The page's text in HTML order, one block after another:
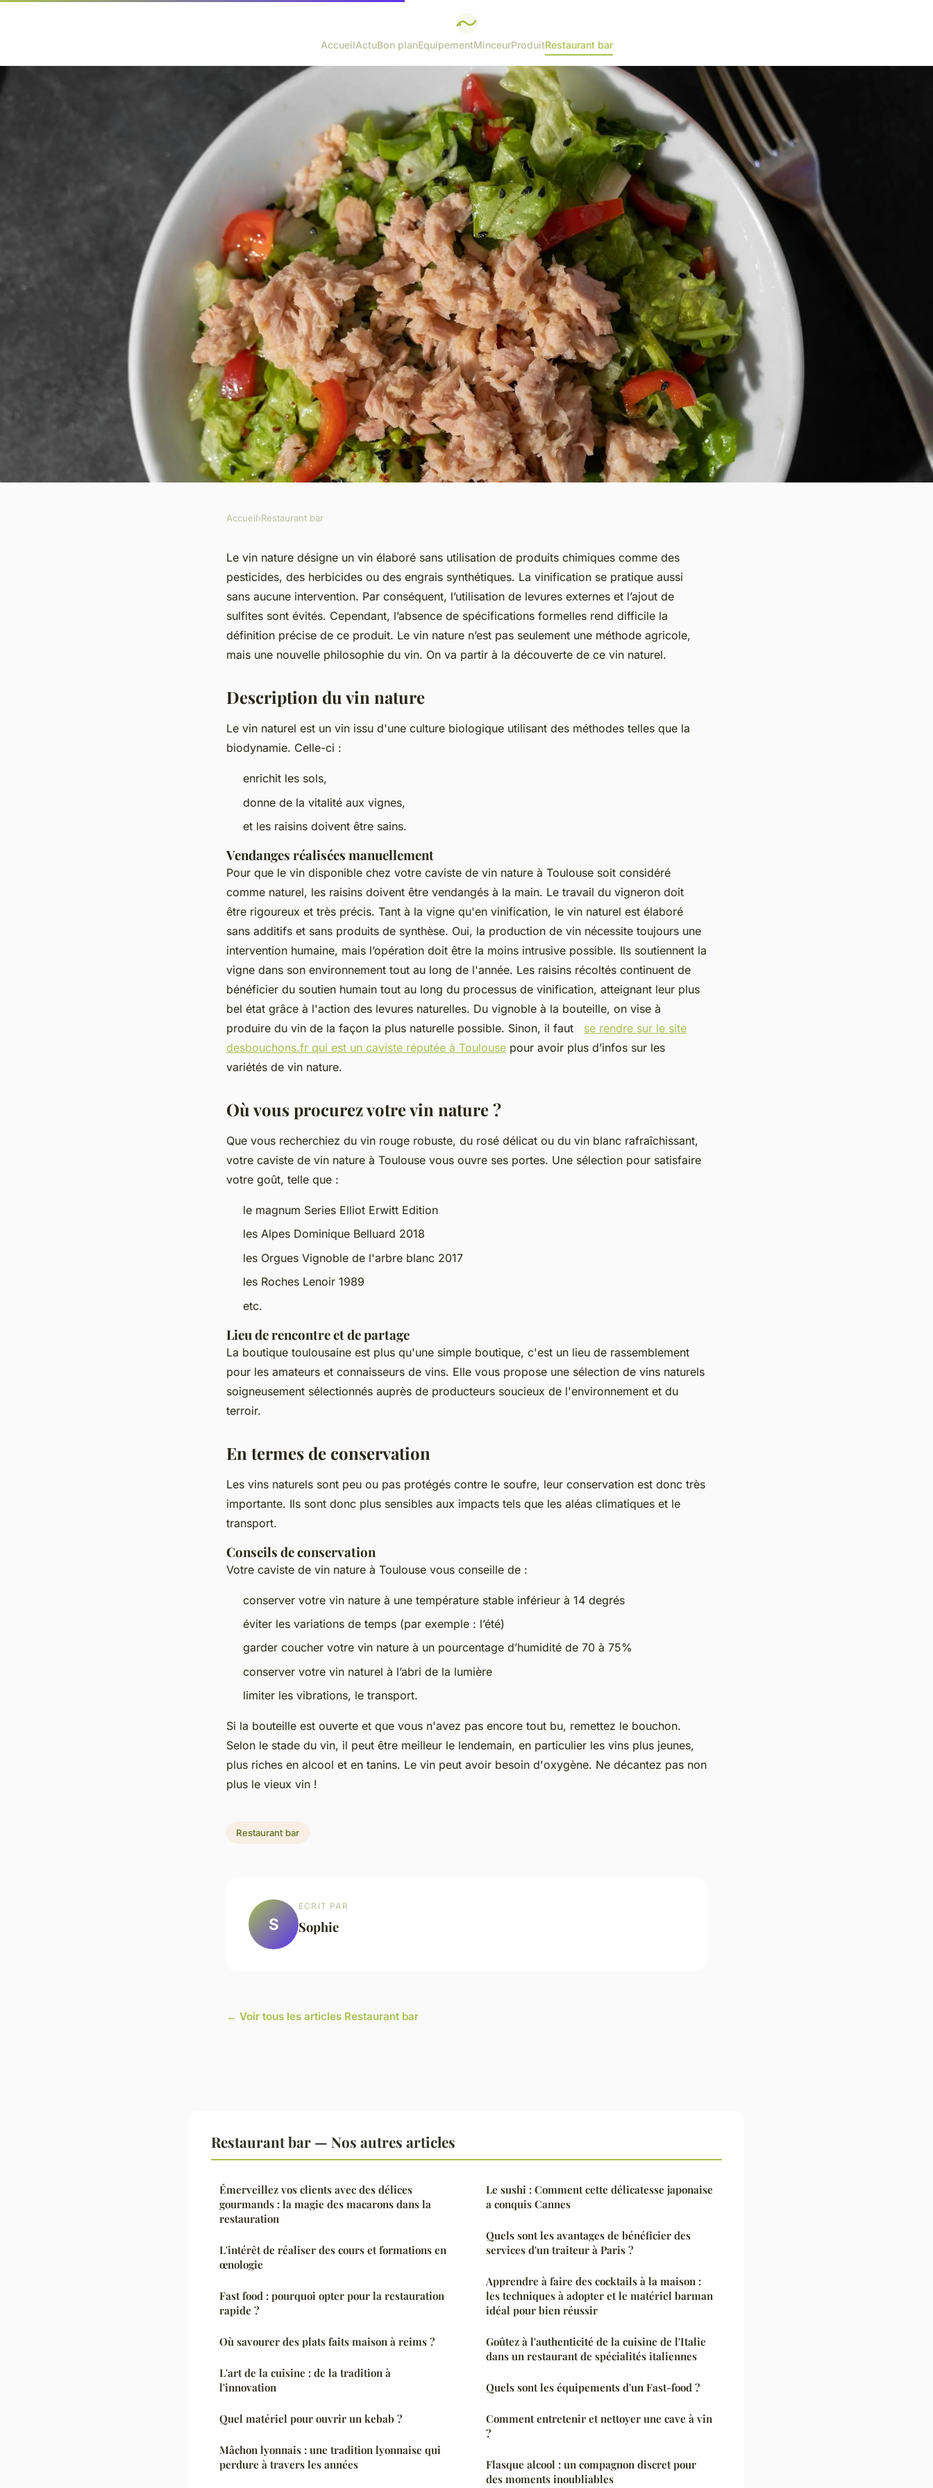
AccueilActuBon planEquipementMinceurProduitRestaurant bar
Caviste de vin nature à Toulouse :
découvrir l'univers du vin nature
Accueil›Restaurant bar
Le vin nature désigne un vin élaboré sans utilisation de produits chimiques comme des
pesticides, des herbicides ou des engrais synthétiques. La vinification se pratique aussi
sans aucune intervention. Par conséquent, l’utilisation de levures externes et l’ajout de
sulfites sont évités. Cependant, l’absence de spécifications formelles rend difficile la
définition précise de ce produit. Le vin nature n’est pas seulement une méthode agricole,
mais une nouvelle philosophie du vin. On va partir à la découverte de ce vin naturel.
Description du vin nature
Le vin naturel est un vin issu d'une culture biologique utilisant des méthodes telles que la
biodynamie. Celle-ci :
enrichit les sols,
donne de la vitalité aux vignes,
et les raisins doivent être sains.
Vendanges réalisées manuellement
Pour que le vin disponible chez votre caviste de vin nature à Toulouse soit considéré
comme naturel, les raisins doivent être vendangés à la main. Le travail du vigneron doit
être rigoureux et très précis. Tant à la vigne qu'en vinification, le vin naturel est élaboré
sans additifs et sans produits de synthèse. Oui, la production de vin nécessite toujours une
intervention humaine, mais l’opération doit être la moins intrusive possible. Ils soutiennent la
vigne dans son environnement tout au long de l'année. Les raisins récoltés continuent de
bénéficier du soutien humain tout au long du processus de vinification, atteignant leur plus
bel état grâce à l'action des levures naturelles. Du vignoble à la bouteille, on vise à
produire du vin de la façon la plus naturelle possible. Sinon, il faut se rendre sur le site
desbouchons.fr qui est un caviste réputée à Toulouse pour avoir plus d’infos sur les
variétés de vin nature.
Où vous procurez votre vin nature ?
Que vous recherchiez du vin rouge robuste, du rosé délicat ou du vin blanc rafraîchissant,
votre caviste de vin nature à Toulouse vous ouvre ses portes. Une sélection pour satisfaire
votre goût, telle que :
le magnum Series Elliot Erwitt Edition
les Alpes Dominique Belluard 2018
les Orgues Vignoble de l'arbre blanc 2017
les Roches Lenoir 1989
etc.
Lieu de rencontre et de partage
La boutique toulousaine est plus qu'une simple boutique, c'est un lieu de rassemblement
pour les amateurs et connaisseurs de vins. Elle vous propose une sélection de vins naturels
soigneusement sélectionnés auprès de producteurs soucieux de l'environnement et du
terroir.
En termes de conservation
Les vins naturels sont peu ou pas protégés contre le soufre, leur conservation est donc très
importante. Ils sont donc plus sensibles aux impacts tels que les aléas climatiques et le
transport.
Conseils de conservation
Votre caviste de vin nature à Toulouse vous conseille de :
conserver votre vin nature à une température stable inférieur à 14 degrés
éviter les variations de temps (par exemple : l’été)
garder coucher votre vin nature à un pourcentage d’humidité de 70 à 75%
conserver votre vin naturel à l’abri de la lumière
limiter les vibrations, le transport.
Si la bouteille est ouverte et que vous n'avez pas encore tout bu, remettez le bouchon.
Selon le stade du vin, il peut être meilleur le lendemain, en particulier les vins plus jeunes,
plus riches en alcool et en tanins. Le vin peut avoir besoin d'oxygène. Ne décantez pas non
plus le vieux vin !
Restaurant bar
S
ECRIT PAR
Sophie
← Voir tous les articles Restaurant bar
Restaurant bar — Nos autres articles
Émerveillez vos clients avec des délices
gourmands : la magie des macarons dans la
restauration
L'intérêt de réaliser des cours et formations en
œnologie
Fast food : pourquoi opter pour la restauration
rapide ?
Où savourer des plats faits maison à reims ?
L'art de la cuisine : de la tradition à
l'innovation
Quel matériel pour ouvrir un kebab ?
Mâchon lyonnais : une tradition lyonnaise qui
perdure à travers les années
Le sushi : Comment cette délicatesse japonaise
a conquis Cannes
Quels sont les avantages de bénéficier des
services d'un traiteur à Paris ?
Apprendre à faire des cocktails à la maison :
les techniques à adopter et le matériel barman
idéal pour bien réussir
Goûtez à l'authenticité de la cuisine de l'Italie
dans un restaurant de spécialités italiennes
Quels sont les équipements d'un Fast-food ?
Comment entretenir et nettoyer une cave à vin
?
Flasque alcool : un compagnon discret pour
des moments inoubliables